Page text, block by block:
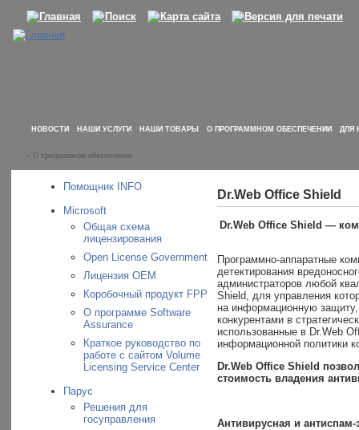
НОВОСТИ НАШИ УСЛУГИ НАШИ ТОВАРЫ О ПРОГРАММНОМ ОБЕСПЕЧЕНИИ ДЛЯ
– О программном обеспечении
Помощник INFO
Microsoft
Общая схема
лицензирования
Open License Government
Лицензия OEM
Коробочный продукт FPP
О программе Software
Assurance
Краткое руководство по
работе с сайтом Volume
Licensing Service Center
Парус
Решения для
госуправления
Dr.Web Office Shield
Dr.Web Office Shield —
Программно-аппаратные
детектирования
администраторов любой
Shield, для управления
на информационную
конкурентами в
использованные в Dr.Web
информационной политики
Dr.Web Office Shield
стоимость владения
Антивирусная и